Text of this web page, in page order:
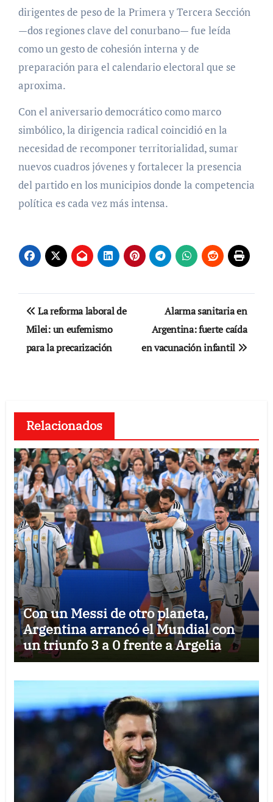
dirigentes de peso de la Primera y Tercera Sección
—dos regiones clave del conurbano— fue leída
como un gesto de cohesión interna y de
preparación para el calendario electoral que se
aproxima.
Con el aniversario democrático como marco
simbólico, la dirigencia radical coincidió en la
necesidad de recomponer territorialidad, sumar
nuevos cuadros jóvenes y fortalecer la presencia
del partido en los municipios donde la competencia
política es cada vez más intensa.
Navegación
de
entradas
La reforma laboral de
Milei: un eufemismo
para la precarización
Alarma sanitaria en
Argentina: fuerte caída
en vacunación infantil
Relacionados
Con un Messi de otro planeta,
Argentina arrancó el Mundial con
un triunfo 3 a 0 frente a Argelia